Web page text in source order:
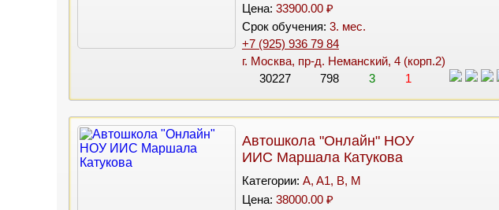
Цена: 33900.00 ₽
Срок обучения: 3. мес.
+7 (925) 936 79 84
г. Москва, пр-д. Неманский, 4 (корп.2)
30227
798 3 1
Автошкола "Онлайн" НОУ
ИИС Маршала Катукова
Категории: A, A1, B, M
Цена: 38000.00 ₽